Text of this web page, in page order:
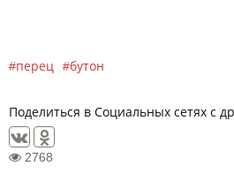
перец бутон
Поделиться в Социальных сетях с
2768